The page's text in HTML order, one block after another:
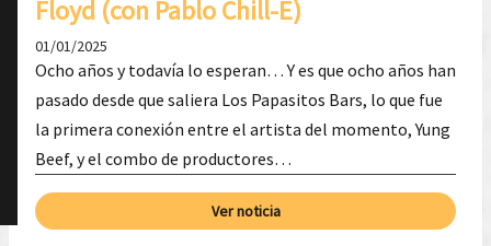
Floyd (con Pablo Chill-E)
01/01/2025
Ocho años y todavía lo esperan… Y es que ocho años han
pasado desde que saliera Los Papasitos Bars, lo que fue
la primera conexión entre el artista del momento, Yung
Beef, y el combo de productores…
Ver noticia